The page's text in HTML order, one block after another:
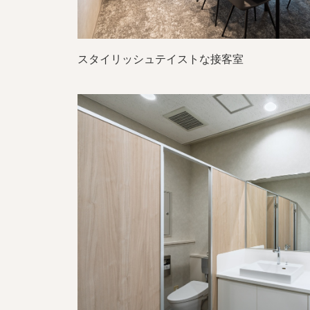
スタイリッシュテイストな接客室